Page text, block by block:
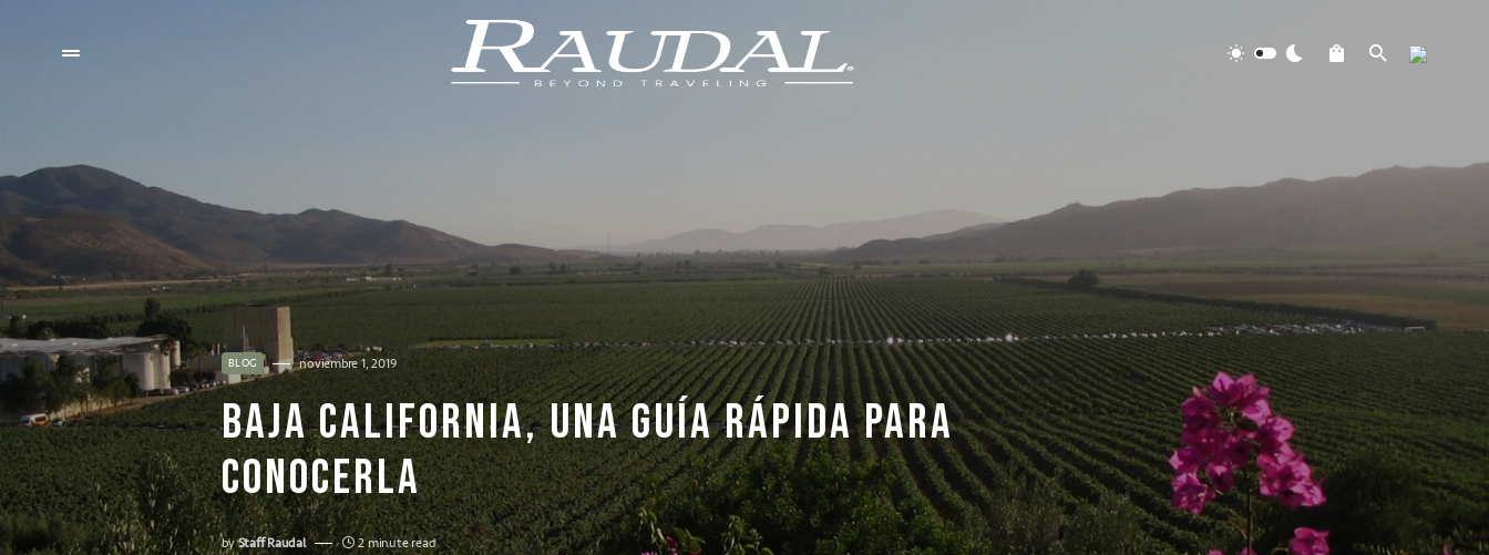
BLOG noviembre 1, 2019
BAJA CALIFORNIA, UNA GUÍA RÁPIDA PARA
CONOCERLA
byStaff Raudal 2 minute read